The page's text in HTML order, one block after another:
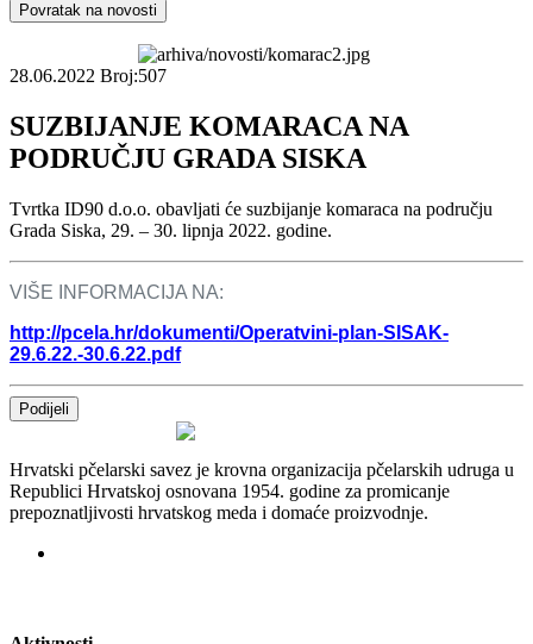
Povratak na novosti
28.06.2022 Broj:507
SUZBIJANJE KOMARACA NA
PODRUČJU GRADA SISKA
Tvrtka ID90 d.o.o. obavljati će suzbijanje komaraca na području
Grada Siska, 29. – 30. lipnja 2022. godine.
VIŠE INFORMACIJA NA:
http://pcela.hr/dokumenti/Operatvini-plan-SISAK-
29.6.22.-30.6.22.pdf
Podijeli
Hrvatski pčelarski savez je krovna organizacija pčelarskih udruga u
Republici Hrvatskoj osnovana 1954. godine za promicanje
prepoznatljivosti hrvatskog meda i domaće proizvodnje.